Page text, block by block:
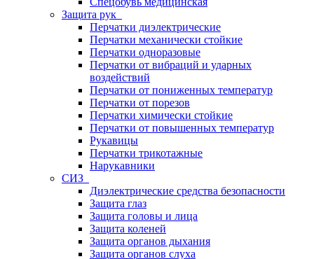
Защита рук
Перчатки диэлектрические
Перчатки механически стойкие
Перчатки одноразовые
Перчатки от вибраций и ударных
воздействий
Перчатки от пониженных температур
Перчатки от порезов
Перчатки химически стойкие
Перчатки от повышенных температур
Рукавицы
Перчатки трикотажные
Нарукавники
СИЗ
Диэлектрические средства безопасности
Защита глаз
Защита головы и лица
Защита коленей
Защита органов дыхания
Защита органов слуха